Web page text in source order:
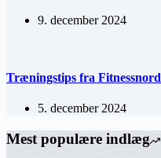
9. december 2024
Træningstips fra
5. december 2024
Mest populære indlæg